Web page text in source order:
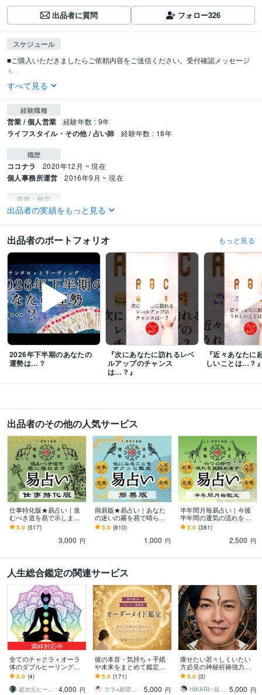
出品者に質問 フォロー326
スケジュール
■ご購入いただきましたらご依頼内容をご送信ください。受付確認メッセージ
を...
すべて見る
経験職種
営業 / 個人営業 経験年数 : 9年
ライフスタイル・その他 / 占い師 経験年数 : 18年
職歴
ココナラ 2020年12月 ~ 現在
個人事務所運営 2016年9月 ~ 現在
資格・検定
実用英語技能検定2級 取得年 : 2013年
占い 易占い　イーチンタロットリーディング
恋愛 仕事 人生 カウンセリング 人間関係 金運 結婚 転職
起業
子育て
語学力
英語 日常会話レベル
出品者の実績をもっと見る
出品者のポートフォリオ もっと見る
2026年下半期のあなたの
運勢は…？
『次にあなたに訪れるレベ
ルアップのチャンス
は…？』
『近々あなたに
しいことは…？
出品者のその他の人気サービス
仕事特化版★易占い｜進
むべき道を易で示します
迷いの交差点で効く、頼
れる処方箋のような鑑定
5.0 (517)
3,000 円
簡易版★易占い｜あなた
の迷いの霧を易で晴らし
ます 考えすぎてしまうあ
なたへ。やさしく道を照
らす小さな処方箋です
5.0 (810)
1,000 円
半年間月毎易占い｜今後
半年間の運気の流れを読
みます 月毎に出した6つの
卦であなたの運勢予報を
5.0 (381)
2,500 円
人生総合鑑定の関連サービス
満枠対応中
全てのチャクラ＋オーラ
体のダブルヒーリングし
ます 宇宙根源のエネルギ
ーで癒し、生命エネルギ
ーをチャージ！！
5.0 (4)
超次元ヒーラー みい
4,000 円
彼の本音・気持ち＋手紙
や未来をまとめて鑑定し
ます テーマ2件OK｜お手
紙・未来・本音を自由に
選べます（特典付）
5.0 (171)
ララ⭐︎願望実現サポート
5,000 円
痩せたい若々しくいたい
方必見の神秘祈祷強力に
します ダイエット 体
型 食事制限なし↑運動一
切なし↑理想の姿へ導く
5.0 (3)
HIKARI✨延長8月31日まで破格値引 5,000 円